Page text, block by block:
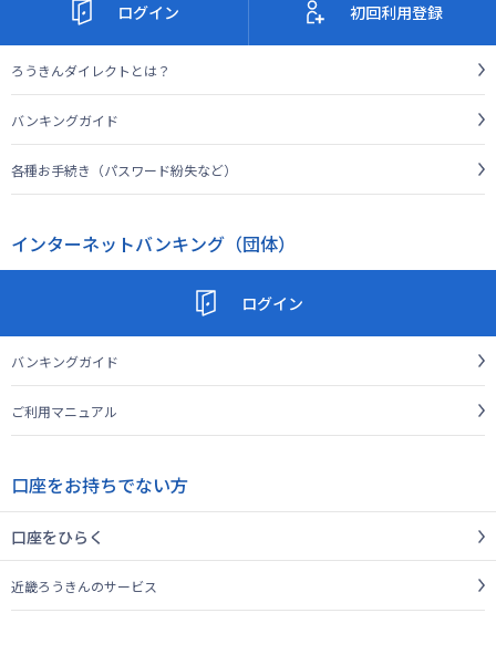
ログイン 初回利用登録
ろうきんダイレクトとは？
バンキングガイド
各種お手続き（パスワード紛失など）
インターネットバンキング（団体）
ログイン
バンキングガイド
ご利用マニュアル
口座をお持ちでない方
口座をひらく
近畿ろうきんのサービス